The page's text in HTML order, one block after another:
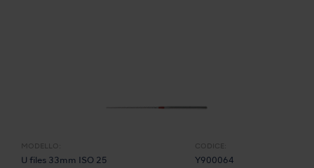
MODELLO:
U files 33mm ISO 25
CODICE:
Y900064